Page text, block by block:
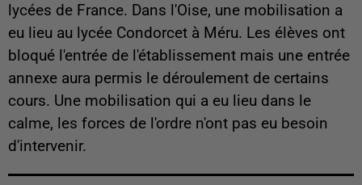
lycées de France. Dans l'Oise, une mobilisation a
eu lieu au lycée Condorcet à Méru. Les élèves ont
bloqué l'entrée de l'établissement mais une entrée
annexe aura permis le déroulement de certains
cours. Une mobilisation qui a eu lieu dans le
calme, les forces de l'ordre n'ont pas eu besoin
d'intervenir.